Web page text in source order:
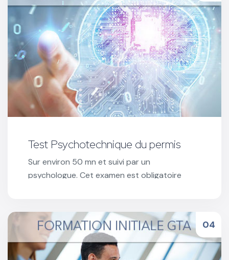
Test Psychotechnique du permis
Sur environ 50 mn et suivi par un
psychologue. Cet examen est obligatoire
Réserver votre test